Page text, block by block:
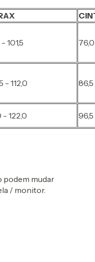
101,5
- 112,0
- 122,0
podem mudar
/ monitor.